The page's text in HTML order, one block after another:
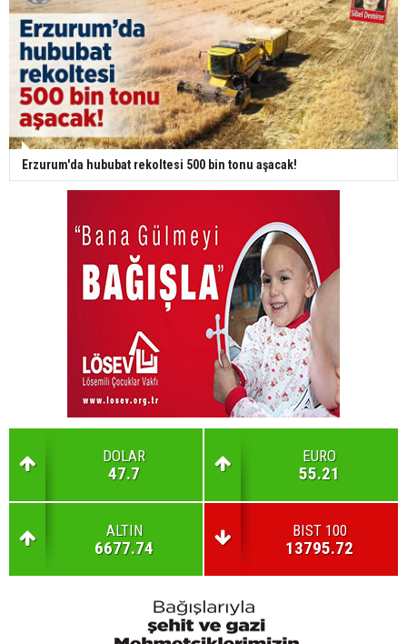
Erzurum'da hububat rekoltesi 500 bin tonu aşacak!
DOLAR
47.7
EURO
55.21
ALTIN
6677.74
BIST 100
13795.72